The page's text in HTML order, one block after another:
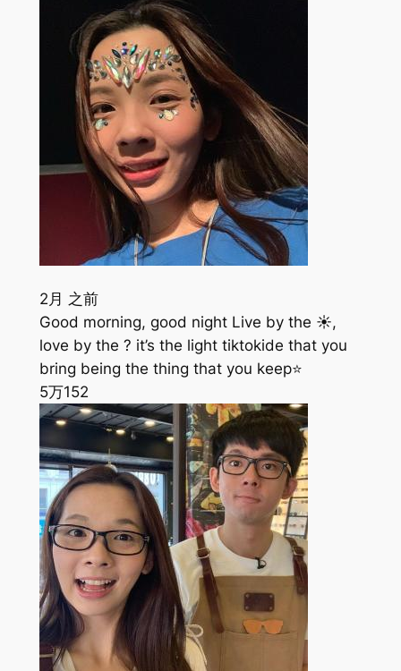
2月 之前
Good morning, good night Live by the ☀️,
love by the ? it’s the light tiktokide that you
bring being the thing that you keep⭐️
5万152